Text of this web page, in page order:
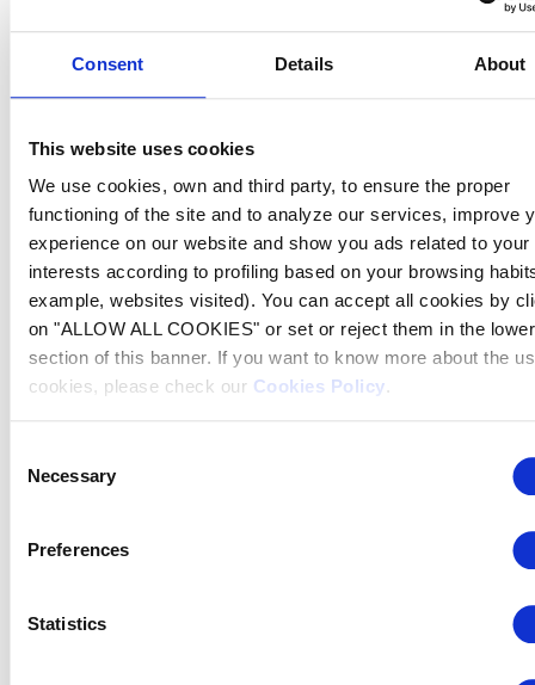
Consent Details About
This website uses cookies
We use cookies, own and third party, to ensure the proper
functioning of the site and to analyze our services, improve
experience on our website and show you ads related to your
interests according to profiling based on your browsing
example, websites visited). You can accept all cookies by
on "ALLOW ALL COOKIES" or set or reject them in the lower
section of this banner. If you want to know more about the
cookies, please check our Cookies Policy.
Selection
Necessary
Preferences
Statistics
traiter vos données personnelles que
lorsqu’elles nous sont réellement utiles et
fournir un Service de qualité en les
utilisant. Par conséquent, nous nous
efforçons de garder la durée de traitement
et de stockage des données personnelles
aussi courte que possible.
A cet égard, nous vous informerons de la
durée du traitement et/ou du stockage des
données personnelles sur chaque
formulaire à partir duquel les données
sont collectées.
peut que nous les stockions et les
durée nécessaire à l’accomplissement de
sur les diverses questions auxquelles elles